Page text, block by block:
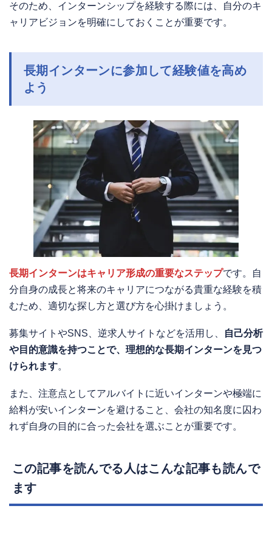
そのため、インターンシップを経験する際には、自分のキ
ャリアビジョンを明確にしておくことが重要です。
長期インターンに参加して経験値を高め
よう
長期インターンはキャリア形成の重要なステップです。自
分自身の成長と将来のキャリアにつながる貴重な経験を積
むため、適切な探し方と選び方を心掛けましょう。
募集サイトやSNS、逆求人サイトなどを活用し、
自己分析
や目的意識を持つことで、理想的な長期インターンを見つ
けられます。
また、注意点としてアルバイトに近いインターンや極端に
給料が安いインターンを避けること、会社の知名度に囚わ
れず自身の目的に合った会社を選ぶことが重要です。
この記事を読んでる人はこんな記事も読んで
ます